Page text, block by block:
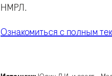
НМРЛ.
Ознакомиться с полным